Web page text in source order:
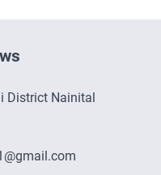
District Nainital